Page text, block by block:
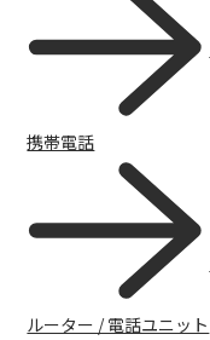
携帯電話
ルーター / 電話ユニット